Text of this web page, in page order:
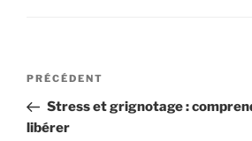
Navigation
l’article
Article
précédent
PRÉCÉDENT
Stress et grignotage :
libérer